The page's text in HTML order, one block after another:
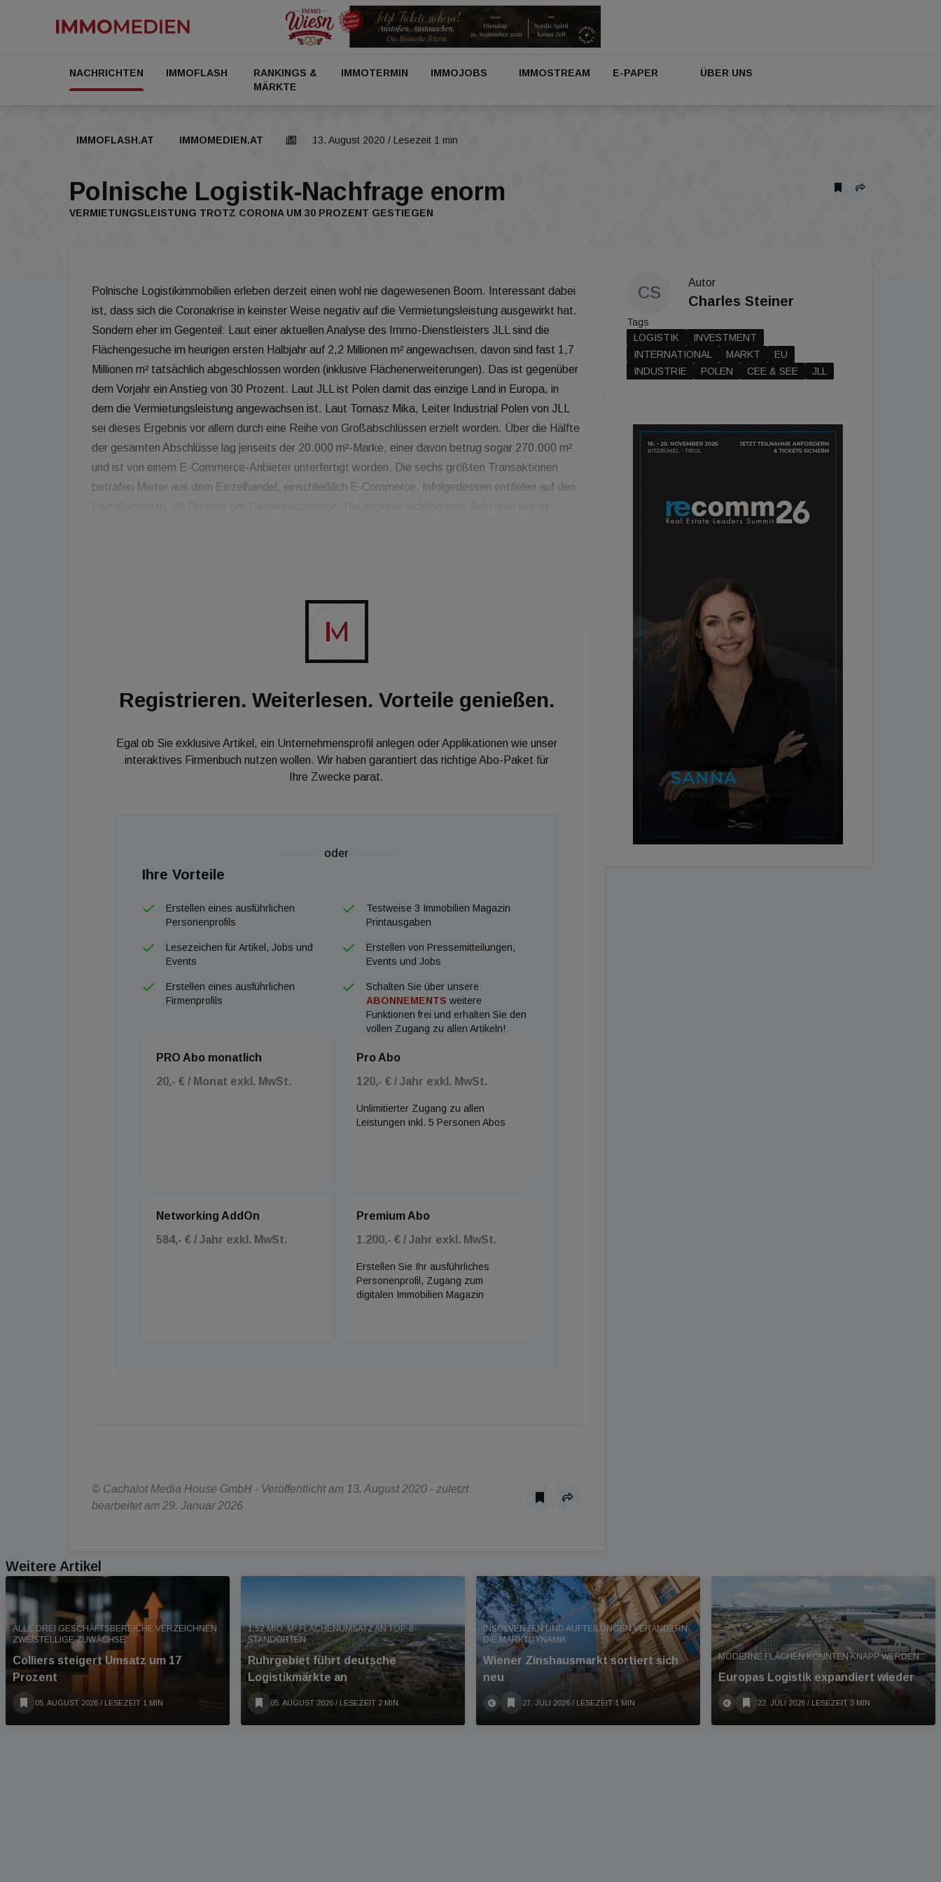
NACHRICHTEN IMMOFLASH
RANKINGS &
MÄRKTE
IMMOTERMIN IMMOJOBS IMMOSTREAM E-PAPER ÜBER UNS
IMMOFLASH.AT IMMOMEDIEN.AT 13. August 2020 / Lesezeit 1 min
Polnische Logistik-Nachfrage enorm
VERMIETUNGSLEISTUNG TROTZ CORONA UM 30 PROZENT GESTIEGEN
Polnische Logistikimmobilien erleben derzeit einen wohl nie dagewesenen Boom. Interessant dabei
ist, dass sich die Coronakrise in keinster Weise negativ auf die Vermietungsleistung ausgewirkt hat.
Sondern eher im Gegenteil: Laut einer aktuellen Analyse des Immo-Dienstleisters JLL sind die
Flächengesuche im heurigen ersten Halbjahr auf 2,2 Millionen m² angewachsen, davon sind fast 1,7
Millionen m² tatsächlich abgeschlossen worden (inklusive Flächenerweiterungen). Das ist gegenüber
dem Vorjahr ein Anstieg von 30 Prozent. Laut JLL ist Polen damit das einzige Land in Europa, in
dem die Vermietungsleistung angewachsen ist. Laut Tomasz Mika, Leiter Industrial Polen von JLL
sei dieses Ergebnis vor allem durch eine Reihe von Großabschlüssen erzielt worden. Über die Hälfte
der gesamten Abschlüsse lag jenseits der 20.000 m²-Marke, einer davon betrug sogar 270.000 m²
und ist von einem E-Commerce-Anbieter unterfertigt worden. Die sechs größten Transaktionen
betrafen Mieter aus dem Einzelhandel, einschließlich E-Commerce. Infolgedessen entfielen auf den
den Gebieten um Warschau (fast 390.000 m²), Breslau (ca. 225.000 m²) und Oberschlesien (fast
195.000 m²) verortet. Allein an diesen drei Standorten wurden im ersten Halbjahr 2020 75 Prozent
der neuen Flächen geliefert. Und: Bereits jetzt seien 60 Prozent jener Flächen in Development
vorverwertet worden. Der gesamte Industrie- und Logistikbestand in Polen nähert sich damit
Registrieren. Weiterlesen. Vorteile genießen.
Egal ob Sie exklusive Artikel, ein Unternehmensprofil anlegen oder Applikationen wie unser
interaktives Firmenbuch nutzen wollen. Wir haben garantiert das richtige Abo-Paket für
Ihre Zwecke parat.
oder
Ihre Vorteile
Erstellen eines ausführlichen
Personenprofils
Testweise 3 Immobilien Magazin
Printausgaben
Lesezeichen für Artikel, Jobs und
Events
Erstellen von Pressemitteilungen,
Events und Jobs
Erstellen eines ausführlichen
Firmenprofils
Schalten Sie über unsere
ABONNEMENTS weitere
Funktionen frei und erhalten Sie den
vollen Zugang zu allen Artikeln!
PRO Abo monatlich
20,- € / Monat exkl. MwSt.
Pro Abo
120,- € / Jahr exkl. MwSt.
Unlimitierter Zugang zu allen
Leistungen inkl. 5 Personen Abos
Networking AddOn
584,- € / Jahr exkl. MwSt.
Premium Abo
1.200,- € / Jahr exkl. MwSt.
Erstellen Sie Ihr ausführliches
Personenprofil, Zugang zum
digitalen Immobilien Magazin
© Cachalot Media House GmbH - Veröffentlicht am 13. August 2020 - zuletzt
bearbeitet am 29. Januar 2026
CS
Autor
Charles Steiner
Tags
LOGISTIK
INVESTMENT
INTERNATIONAL
MARKT
EU
INDUSTRIE
POLEN CEE & SEE JLL
Weitere Artikel
ALLE DREI GESCHÄFTSBEREICHE VERZEICHNEN
ZWEISTELLIGE ZUWÄCHSE
Colliers steigert Umsatz um 17
Prozent
05. AUGUST 2026 / LESEZEIT 1 MIN
1,52 MIO. M² FLÄCHENUMSATZ AN TOP-8-
STANDORTEN
Ruhrgebiet führt deutsche
Logistikmärkte an
05. AUGUST 2026 / LESEZEIT 2 MIN
INSOLVENZEN UND AUFTEILUNGEN VERÄNDERN
DIE MARKTDYNAMIK
Wiener Zinshausmarkt sortiert sich
neu
27. JULI 2026 / LESEZEIT 1 MIN
MODERNE FLÄCHEN KÖNNTEN KNAPP WERDEN
Europas Logistik expandiert wieder
22. JULI 2026 / LESEZEIT 3 MIN